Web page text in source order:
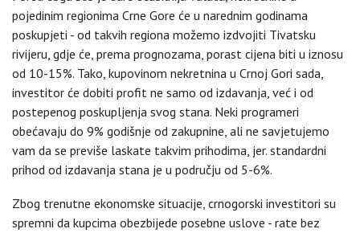
pojedinim regionima Crne Gore će u narednim godinama
poskupjeti - od takvih regiona možemo izdvojiti Tivatsku
rivijeru, gdje će, prema prognozama, porast cijena biti u iznosu
od 10-15%. Tako, kupovinom nekretnina u Crnoj Gori sada,
investitor će dobiti profit ne samo od izdavanja, već i od
postepenog poskupljenja svog stana. Neki programeri
obećavaju do 9% godišnje od zakupnine, ali ne savjetujemo
vam da se previše laskate takvim prihodima, jer. standardni
prihod od izdavanja stana je u području od 5-6%.
Zbog trenutne ekonomske situacije, crnogorski investitori su
spremni da kupcima obezbijede posebne uslove - rate bez